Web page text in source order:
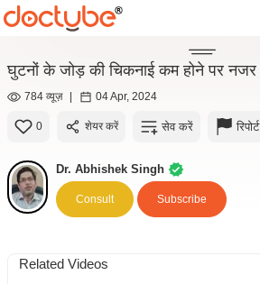
घुटनों के जोड़ की चिकनाई कम होने पर
784 व्यूज़ | 04 Apr, 2024
0 शेयर करें सेव करें रिपोर्ट
Dr. Abhishek Singh
Consult Subscribe
Related Videos